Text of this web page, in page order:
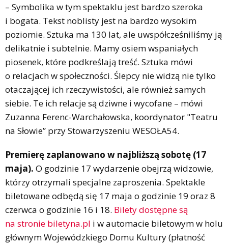
– Symbolika w tym spektaklu jest bardzo szeroka
i bogata. Tekst noblisty jest na bardzo wysokim
poziomie. Sztuka ma 130 lat, ale uwspółcześniliśmy ją
delikatnie i subtelnie. Mamy osiem wspaniałych
piosenek, które podkreślają treść. Sztuka mówi
o relacjach w społeczności. Ślepcy nie widzą nie tylko
otaczającej ich rzeczywistości, ale również samych
siebie. Te ich relacje są dziwne i wycofane – mówi
Zuzanna Ferenc-Warchałowska, koordynator "Teatru
na Słowie” przy Stowarzyszeniu WESOŁA54.
Premierę zaplanowano w najbliższą sobotę (17
maja). O godzinie 17 wydarzenie obejrzą widzowie,
którzy otrzymali specjalne zaproszenia. Spektakle
biletowane odbędą się 17 maja o godzinie 19 oraz 8
czerwca o godzinie 16 i 18. Bilety dostępne są
na stronie biletyna.pl i w automacie biletowym w holu
głównym Wojewódzkiego Domu Kultury (płatność